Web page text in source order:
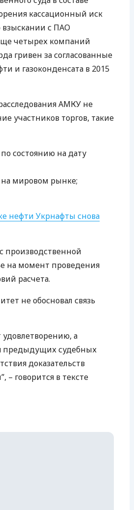
ЕЖЕМЕСЯЧНЫЙ ОБЗОР
КЕШБЭКА
ПУТЕВОДИТЕЛИ ПО
БАНКОВСКИМ КАРТАМ
кассационный иск
с ПАО
четырех компаний
гривен за согласованные
и газоконденсата в 2015
АМКУ не
участников торгов, такие
состоянию на дату
мировом рынке;
нефти Укрнафты снова
производственной
на момент проведения
расчета.
не обосновал связь
а
предыдущих судебных
доказательств
говорится в тексте